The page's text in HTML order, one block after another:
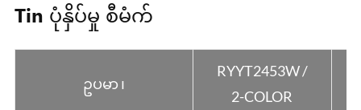
Tin ပုံနှိပ်မှု စီမံက်
ဥပမာ ၊
RYYT2453W /
2-COLOR